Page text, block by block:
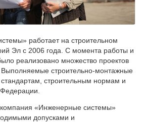
работает на строительном
Эл с 2006 года. С момента работы и
реализовано множество проектов
Выполняемые строительно-монтажные
стандартам, строительным нормам и
«Инженерные системы»
допусками и